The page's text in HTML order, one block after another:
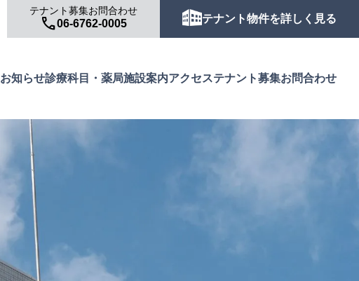
テナント募集お問合わせ
call06-6762-0005 テナント物件を詳しく見る
お知らせ診療科目・薬局施設案内アクセステナント募集お問合わせ